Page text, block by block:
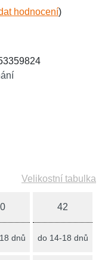
hodnocení)
Velikostní tabulka
dnů
42
do 14-18 dnů